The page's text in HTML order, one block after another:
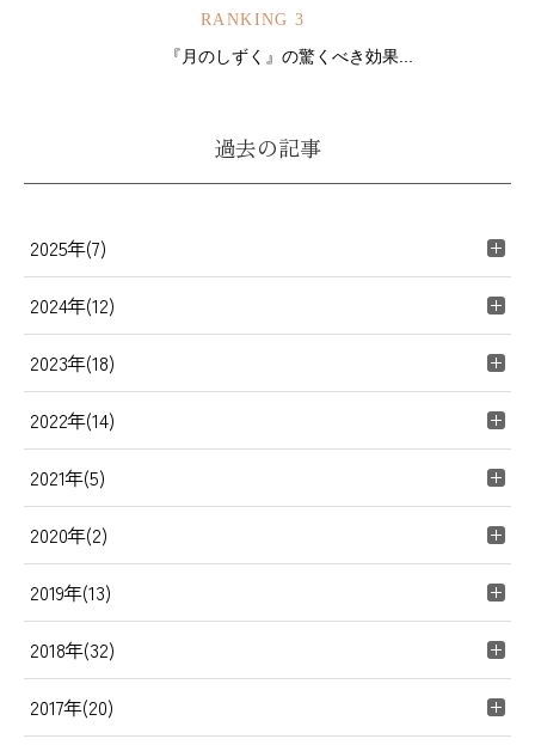
RANKING 3
『月のしずく』の驚くべき効果...
過去の記事
2025年(7)
2024年(12)
2023年(18)
2022年(14)
2021年(5)
2020年(2)
2019年(13)
2018年(32)
2017年(20)